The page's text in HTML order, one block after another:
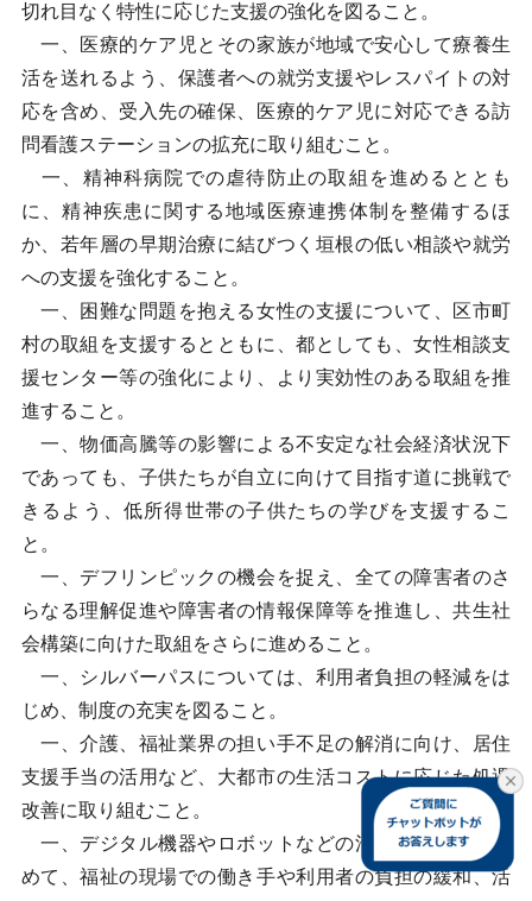
切れ目なく特性に応じた支援の強化を図ること。
一、医療的ケア児とその家族が地域で安心して療養生
活を送れるよう、保護者への就労支援やレスパイトの対
応を含め、受入先の確保、医療的ケア児に対応できる訪
問看護ステーションの拡充に取り組むこと。
一、精神科病院での虐待防止の取組を進めるととも
に、精神疾患に関する地域医療連携体制を整備するほ
か、若年層の早期治療に結びつく垣根の低い相談や就労
への支援を強化すること。
一、困難な問題を抱える女性の支援について、区市町
村の取組を支援するとともに、都としても、女性相談支
援センター等の強化により、より実効性のある取組を推
進すること。
一、物価高騰等の影響による不安定な社会経済状況下
であっても、子供たちが自立に向けて目指す道に挑戦で
きるよう、低所得世帯の子供たちの学びを支援するこ
と。
一、デフリンピックの機会を捉え、全ての障害者のさ
らなる理解促進や障害者の情報保障等を推進し、共生社
会構築に向けた取組をさらに進めること。
一、シルバーパスについては、利用者負担の軽減をは
じめ、制度の充実を図ること。
一、介護、福祉業界の担い手不足の解消に向け、居住
支援手当の活用など、大都市の生活コストに応じた処遇
改善に取り組むこと。
一、デジタル機器やロボットなどの活用を積極的に進
めて、福祉の現場での働き手や利用者の負担の緩和、活